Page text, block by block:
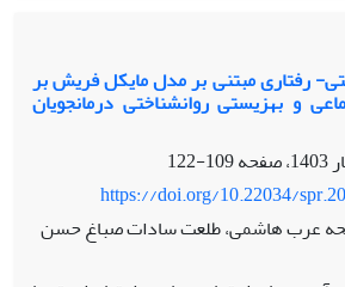
پژوهش شامل تمامی زنانی که
1402 بودند. نمونه این پژوهش شامل 30 نفر از زنان
یائسگی بود که به روش نمونه
شدند. ابزارهای پژوهش
روان شناختی و انزوای
نتایج نشان داد که آموزش
با فنون تنش‌زدایی بر بهبود
و انزوای اجتماعی مؤثر است
رفتاری مبتنی بر مدل مایکل فریش بر
و بهزیستی روانشناختی درمانجویان
109-122
https://doi.org/10.22034/
عرب هاشمی، طلعت سادات صباغ حسن